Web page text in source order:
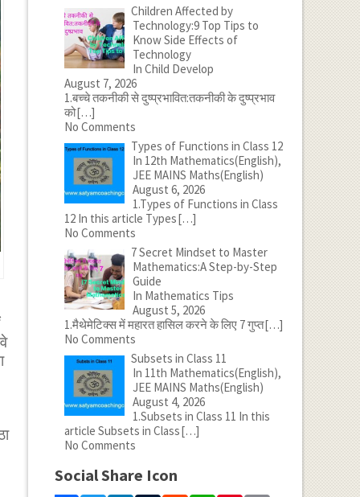
Children Affected by
Technology:9 Top Tips to
Know Side Effects of
Technology
In Child Develop
August 7, 2026
1.बच्चे तकनीकी से दुष्प्रभावित:तकनीकी के दुष्प्रभाव
को[…]
No Comments
Types of Functions in Class 12
In 12th Mathematics(English),
JEE MAINS Maths(English)
August 6, 2026
1.Types of Functions in Class
12 In this article Types[…]
No Comments
7 Secret Mindset to Master
Mathematics:A Step-by-Step
Guide
In Mathematics Tips
August 5, 2026
1.मैथेमेटिक्स में महारत हासिल करने के लिए 7 गुप्त[…]
No Comments
Subsets in Class 11
In 11th Mathematics(English),
JEE MAINS Maths(English)
August 4, 2026
1.Subsets in Class 11 In this
article Subsets in Class[…]
No Comments
Social Share Icon